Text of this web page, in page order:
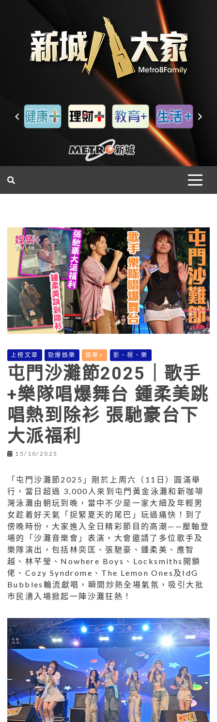
上榜文章 勁爆娛樂 娛樂+ 影、視、樂
屯門沙灘節2025｜歌手
+樂隊唱爆舞台 鍾柔美跳
唱熱到除衫 張馳豪台下
大派福利
15/10/2025
「屯門沙灘節2025」剛於上周六（11日）圓滿舉
行，當日超過 3,000人來到屯門黃金泳灘和新咖啡
灣泳灘由朝玩到晚，當中不少是一家大細及年輕男
女趁着好天氣「捉緊夏天的尾巴」玩過痛快！到了
傍晚時份，大家進入全日精彩節目的高潮——壓軸登
場的「沙灘音樂會」表演，大會邀請了多位歌手及
樂隊演出，包括林奕匡、張馳豪、鍾柔美、應智
越、林芊瑩、Nowhere Boys、Locksmiths開鎖
佬、Cozy Syndrome、The Lemon Ones及IdG
Bubbles輪流獻唱，瞬間炒熱全場氣氛，吸引大批
巿民湧入場掀起一陣沙灘狂熱！